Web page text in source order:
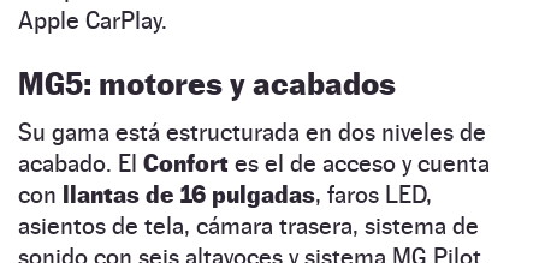
Apple CarPlay.
MG5: motores y acabados
Su gama está estructurada en dos niveles de
acabado. El Confort es el de acceso y cuenta
con llantas de 16 pulgadas, faros LED,
asientos de tela, cámara trasera, sistema de
sonido con seis altavoces y sistema MG Pilot.